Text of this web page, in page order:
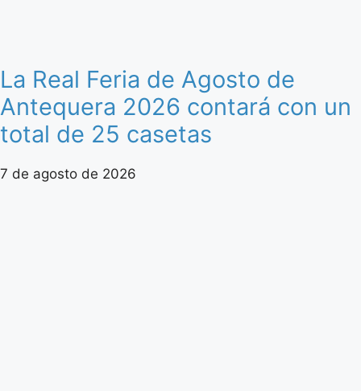
La Real Feria de Agosto de
Antequera 2026 contará con un
total de 25 casetas
7 de agosto de 2026